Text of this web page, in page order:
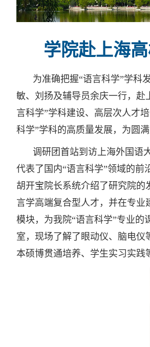
学院赴上海
为准确把握“语言科学”学科
敏、刘扬及辅导员余庆一行，赴
言科学”学科建设、高层次人才
科学”学科的高质量发展，为圆
调研团首站到访上海外国语
代表了国内“语言科学”领域的前
胡开宝院长系统介绍了研究院
言学高端复合型人才，并在专
模块，为我院“语言科学”专业
室，现场了解了眼动仪、脑电仪
本硕博贯通培养、学生实习实践